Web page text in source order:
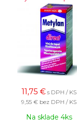
11,75 € s DPH / KS
9,55 € bez DPH / KS
Na sklade 4ks